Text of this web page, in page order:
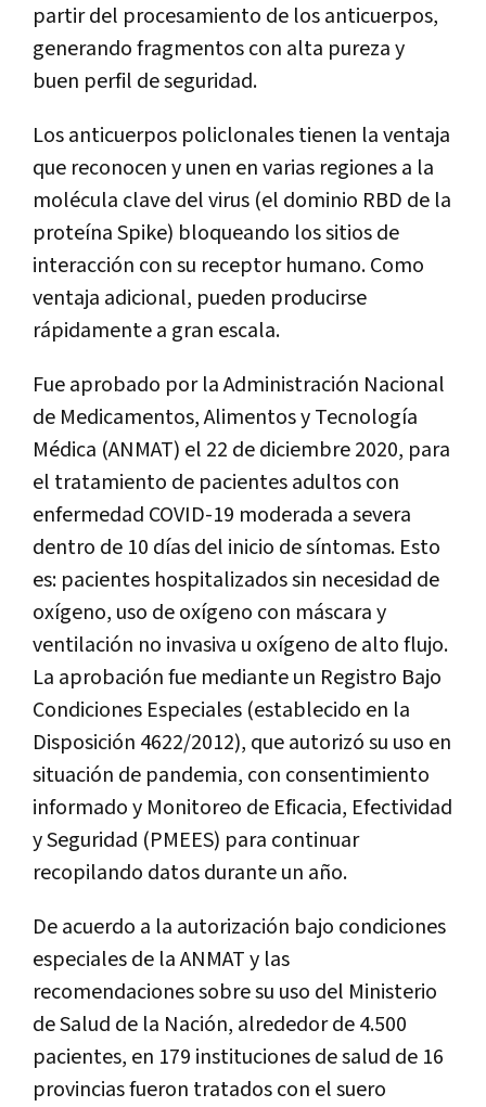
partir del procesamiento de los anticuerpos,
generando fragmentos con alta pureza y
buen perfil de seguridad.
Los anticuerpos policlonales tienen la ventaja
que reconocen y unen en varias regiones a la
molécula clave del virus (el dominio RBD de la
proteína Spike) bloqueando los sitios de
interacción con su receptor humano. Como
ventaja adicional, pueden producirse
rápidamente a gran escala.
Fue aprobado por la Administración Nacional
de Medicamentos, Alimentos y Tecnología
Médica (ANMAT) el 22 de diciembre 2020, para
el tratamiento de pacientes adultos con
enfermedad COVID-19 moderada a severa
dentro de 10 días del inicio de síntomas. Esto
es: pacientes hospitalizados sin necesidad de
oxígeno, uso de oxígeno con máscara y
ventilación no invasiva u oxígeno de alto flujo.
La aprobación fue mediante un Registro Bajo
Condiciones Especiales (establecido en la
Disposición 4622/2012), que autorizó su uso en
situación de pandemia, con consentimiento
informado y Monitoreo de Eficacia, Efectividad
y Seguridad (PMEES) para continuar
recopilando datos durante un año.
De acuerdo a la autorización bajo condiciones
especiales de la ANMAT y las
recomendaciones sobre su uso del Ministerio
de Salud de la Nación, alrededor de 4.500
pacientes, en 179 instituciones de salud de 16
provincias fueron tratados con el suero